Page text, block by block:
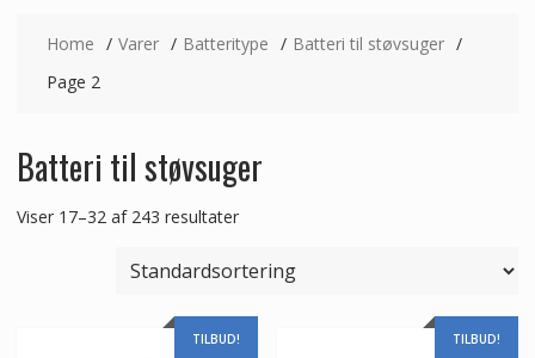
Home Varer Batteritype
Batteri til støvsuger
Page 2
Batteri til støvsuger
Viser 17–32 af 243 resultater
TILBUD! TILBUD!